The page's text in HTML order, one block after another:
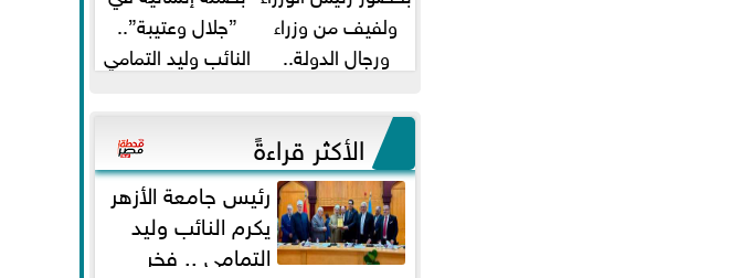
ولفيف من وزراء
ورجال الدولة..
ومحمد...
”جلال وعتيبة”..
النائب وليد التمامي
شيحة يداويان...
الأكثر قراءةً
رئيس جامعة الأزهر
يكرم النائب وليد
التمامي .. فخر